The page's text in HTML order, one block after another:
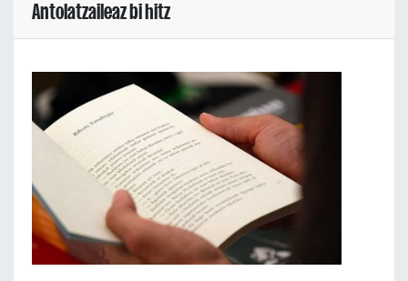
Antolatzaileaz bi hitz